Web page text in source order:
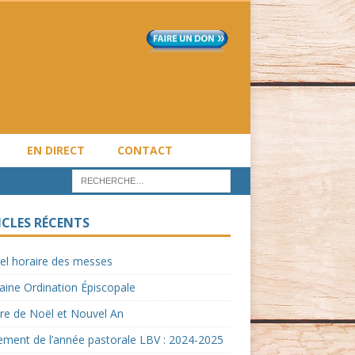
EN DIRECT CONTACT
RÉCENTS
horaire des messes
Ordination Épiscopale
de Noël et Nouvel An
de l’année pastorale LBV : 2024-2025